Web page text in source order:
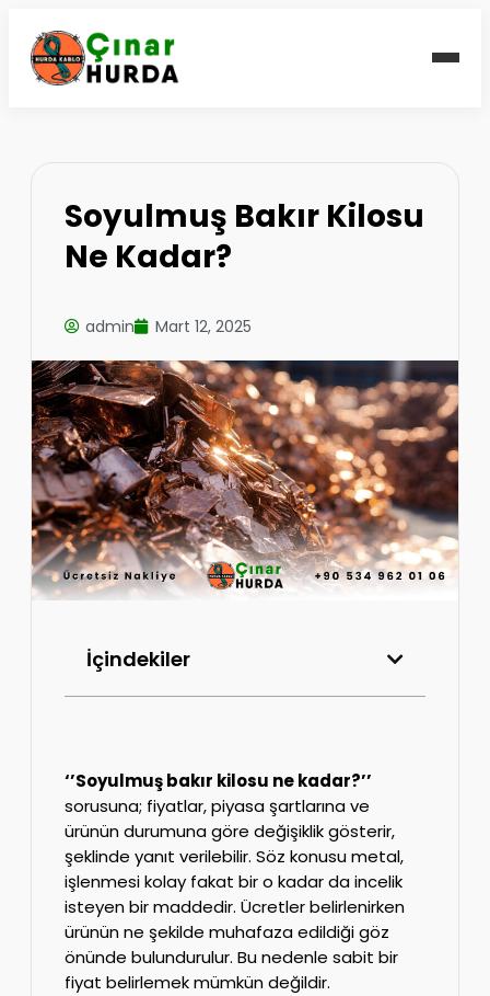
Soyulmuş Bakır Kilosu
Ne Kadar?
admin Mart 12, 2025
İçindekiler
‘’Soyulmuş bakır kilosu ne kadar?’’
sorusuna; fiyatlar, piyasa şartlarına ve
ürünün durumuna göre değişiklik gösterir,
şeklinde yanıt verilebilir. Söz konusu metal,
işlenmesi kolay fakat bir o kadar da incelik
isteyen bir maddedir. Ücretler belirlenirken
ürünün ne şekilde muhafaza edildiği göz
önünde bulundurulur. Bu nedenle sabit bir
fiyat belirlemek mümkün değildir.